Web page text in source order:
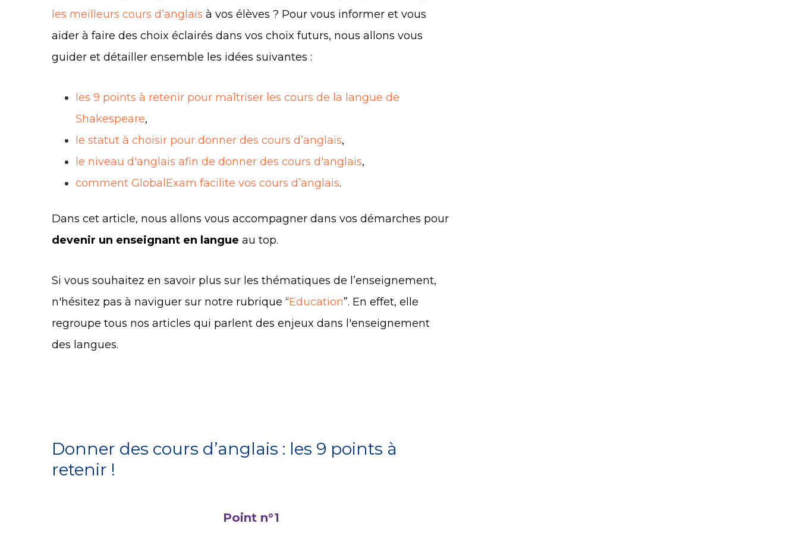
les meilleurs cours d’anglais à vos élèves ? Pour vous informer et vous
aider à faire des choix éclairés dans vos choix futurs, nous allons vous
guider et détailler ensemble les idées suivantes :
les 9 points à retenir pour maîtriser les cours de la langue de
Shakespeare,
le statut à choisir pour donner des cours d’anglais,
le niveau d'anglais afin de donner des cours d'anglais,
comment GlobalExam facilite vos cours d’anglais.
Dans cet article, nous allons vous accompagner dans vos démarches pour
devenir un enseignant en langue au top.
Si vous souhaitez en savoir plus sur les thématiques de l’enseignement,
n'hésitez pas à naviguer sur notre rubrique “Education”. En effet, elle
regroupe tous nos articles qui parlent des enjeux dans l'enseignement
des langues.
Donner des cours d’anglais : les 9 points à
retenir !
Point n°1